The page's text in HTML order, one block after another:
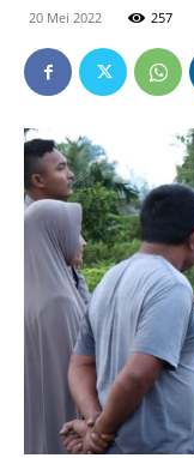
20 Mei 2022 257